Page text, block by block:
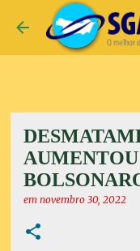
Pular
em novembro 30, 2022